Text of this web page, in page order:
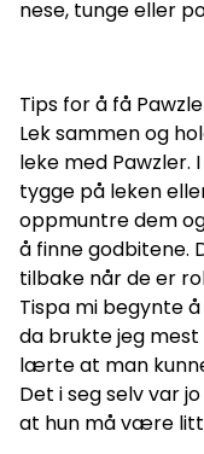
nese, tunge eller
Tips for å få
Lek sammen og
leke med Pawzler.
tygge på leken
oppmuntre dem
å finne godbitene.
tilbake når de er
Tispa mi begynte
da brukte jeg
lærte at man
Det i seg selv var
at hun må være litt